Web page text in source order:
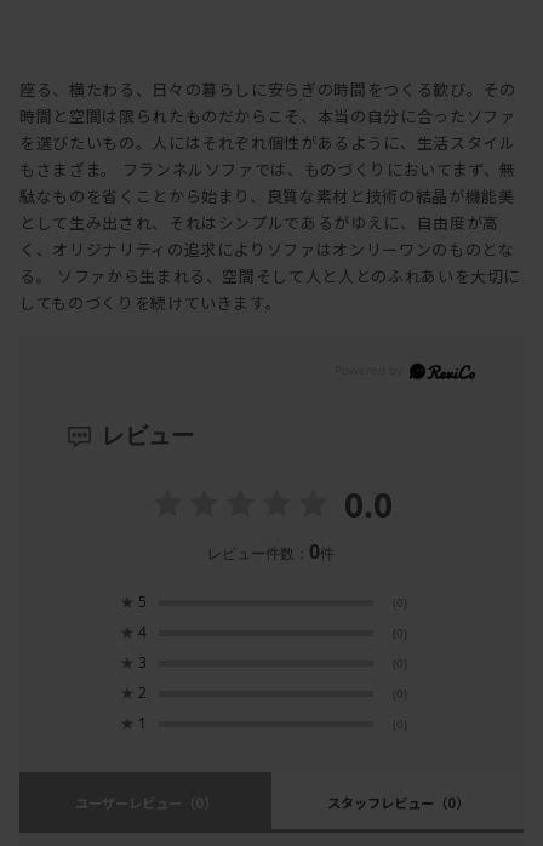
座る、横たわる、日々の暮らしに安らぎの時間をつくる歓び。その
時間と空間は限られたものだからこそ、本当の自分に合ったソファ
を選びたいもの。人にはそれぞれ個性があるように、生活スタイル
もさまざま。 フランネルソファでは、ものづくりにおいてまず、無
駄なものを省くことから始まり、良質な素材と技術の結晶が機能美
として生み出され、それはシンプルであるがゆえに、自由度が高
く、オリジナリティの追求によりソファはオンリーワンのものとな
る。 ソファから生まれる、空間そして人と人とのふれあいを大切に
してものづくりを続けていきます。
レビュー
0.0
レビュー件数： 0件
★ 5 (0)
★ 4 (0)
★ 3 (0)
★ 2 (0)
★ 1 (0)
ユーザーレビュー （0） スタッフレビュー （0）